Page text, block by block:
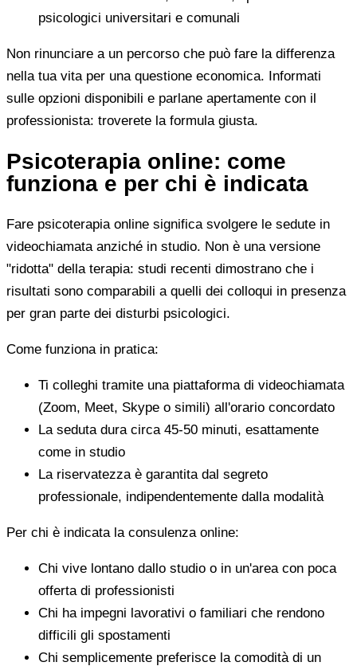
psicologici universitari e comunali
Non rinunciare a un percorso che può fare la differenza
nella tua vita per una questione economica. Informati
sulle opzioni disponibili e parlane apertamente con il
professionista: troverete la formula giusta.
Psicoterapia online: come
funziona e per chi è indicata
Fare psicoterapia online significa svolgere le sedute in
videochiamata anziché in studio. Non è una versione
"ridotta" della terapia: studi recenti dimostrano che i
risultati sono comparabili a quelli dei colloqui in presenza
per gran parte dei disturbi psicologici.
Come funziona in pratica:
Ti colleghi tramite una piattaforma di videochiamata
(Zoom, Meet, Skype o simili) all'orario concordato
La seduta dura circa 45-50 minuti, esattamente
come in studio
La riservatezza è garantita dal segreto
professionale, indipendentemente dalla modalità
Per chi è indicata la consulenza online:
Chi vive lontano dallo studio o in un'area con poca
offerta di professionisti
Chi ha impegni lavorativi o familiari che rendono
difficili gli spostamenti
Chi semplicemente preferisce la comodità di un